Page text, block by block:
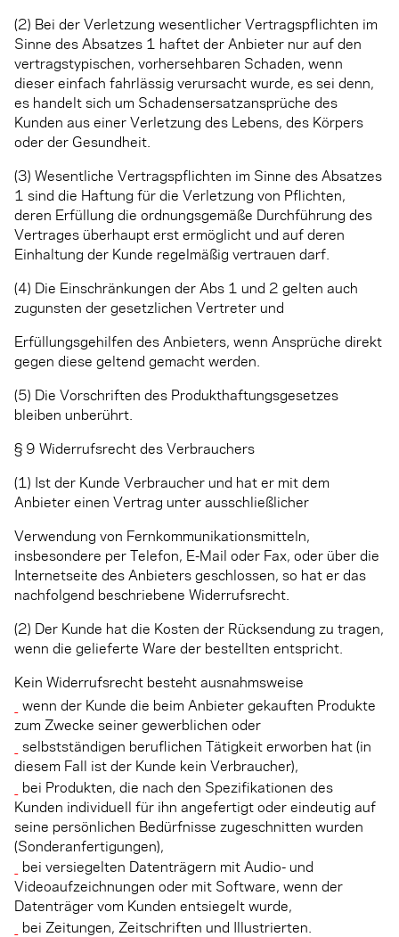
(2) Bei der Verletzung wesentlicher Vertragspflichten im
Sinne des Absatzes 1 haftet der Anbieter nur auf den
vertragstypischen, vorhersehbaren Schaden, wenn
dieser einfach fahrlässig verursacht wurde, es sei denn,
es handelt sich um Schadensersatzansprüche des
Kunden aus einer Verletzung des Lebens, des Körpers
oder der Gesundheit.
(3) Wesentliche Vertragspflichten im Sinne des Absatzes
1 sind die Haftung für die Verletzung von Pflichten,
deren Erfüllung die ordnungsgemäße Durchführung des
Vertrages überhaupt erst ermöglicht und auf deren
Einhaltung der Kunde regelmäßig vertrauen darf.
(4) Die Einschränkungen der Abs 1 und 2 gelten auch
zugunsten der gesetzlichen Vertreter und
Erfüllungsgehilfen des Anbieters, wenn Ansprüche direkt
gegen diese geltend gemacht werden.
(5) Die Vorschriften des Produkthaftungsgesetzes
bleiben unberührt.
§ 9 Widerrufsrecht des Verbrauchers
(1) Ist der Kunde Verbraucher und hat er mit dem
Anbieter einen Vertrag unter ausschließlicher
Verwendung von Fernkommunikationsmitteln,
insbesondere per Telefon, E-Mail oder Fax, oder über die
Internetseite des Anbieters geschlossen, so hat er das
nachfolgend beschriebene Widerrufsrecht.
(2) Der Kunde hat die Kosten der Rücksendung zu tragen,
wenn die gelieferte Ware der bestellten entspricht.
Kein Widerrufsrecht besteht ausnahmsweise
wenn der Kunde die beim Anbieter gekauften Produkte
zum Zwecke seiner gewerblichen oder
selbstständigen beruflichen Tätigkeit erworben hat (in
diesem Fall ist der Kunde kein Verbraucher),
bei Produkten, die nach den Spezifikationen des
Kunden individuell für ihn angefertigt oder eindeutig auf
seine persönlichen Bedürfnisse zugeschnitten wurden
(Sonderanfertigungen),
bei versiegelten Datenträgern mit Audio- und
Videoaufzeichnungen oder mit Software, wenn der
Datenträger vom Kunden entsiegelt wurde,
bei Zeitungen, Zeitschriften und Illustrierten.